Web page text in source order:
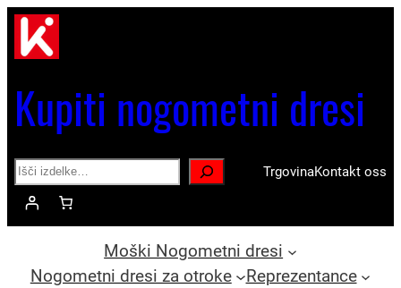
Kupiti nogometni dresi
Search TrgovinaKontakt oss
Moški Nogometni dresi
Nogometni dresi za otroke
Reprezentance